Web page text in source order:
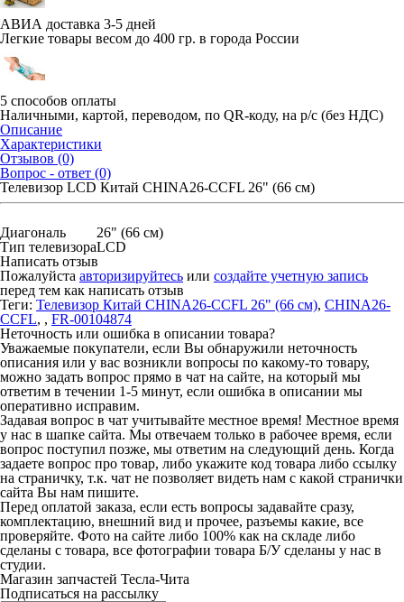
АВИА доставка 3-5 дней
Легкие товары весом до 400 гр. в города России
5 способов оплаты
Наличными, картой, переводом, по QR-коду, на р/с (без НДС)
Описание
Характеристики
Отзывов (0)
Вопрос - ответ (0)
Телевизор LCD Китай CHINA26-CCFL 26" (66 см)
Диагональ
26" (66 см)
Тип телевизораLCD
Написать отзыв
Пожалуйста авторизируйтесь или создайте учетную запись
перед тем как написать отзыв
Теги: Телевизор Китай CHINA26-CCFL 26" (66 см), CHINA26-
CCFL, , FR-00104874
Неточность или ошибка в описании товара?
Уважаемые покупатели, если Вы обнаружили неточность
описания или у вас возникли вопросы по какому-то товару,
можно задать вопрос прямо в чат на сайте, на который мы
ответим в течении 1-5 минут, если ошибка в описании мы
оперативно исправим.
Задавая вопрос в чат учитывайте местное время! Местное время
у нас в шапке сайта. Мы отвечаем только в рабочее время, если
вопрос поступил позже, мы ответим на следующий день. Когда
задаете вопрос про товар, либо укажите код товара либо ссылку
на страничку, т.к. чат не позволяет видеть нам с какой странички
сайта Вы нам пишите.
Перед оплатой заказа, если есть вопросы задавайте сразу,
комплектацию, внешний вид и прочее, разъемы какие, все
проверяйте. Фото на сайте либо 100% как на складе либо
сделаны с товара, все фотографии товара Б/У сделаны у нас в
студии.
Магазин запчастей Тесла-Чита
Подписаться на рассылку